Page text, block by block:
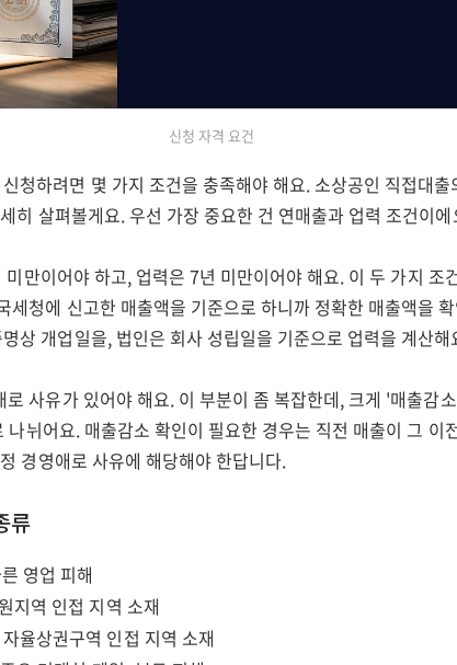
신청 자격 요건
청하려면 몇 가지 조건을 충족해야 해요. 소상공인 직접대
히 살펴볼게요. 우선 가장 중요한 건 연매출과 업력 조건이
만이어야 하고, 업력은 7년 미만이어야 해요. 이 두 가지 조
세청에 신고한 매출액을 기준으로 하니까 정확한 매출액을
상 개업일을, 법인은 회사 성립일을 기준으로 업력을 계산해
로 사유가 있어야 해요. 이 부분이 좀 복잡한데, 크게 '매출감
나뉘어요. 매출감소 확인이 필요한 경우는 직전 매출이 그 이
경영애로 사유에 해당해야 한답니다.
류
영업 피해
지역 인접 지역 소재
율상권구역 인접 지역 소재